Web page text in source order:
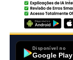
Disponível no
Google Play